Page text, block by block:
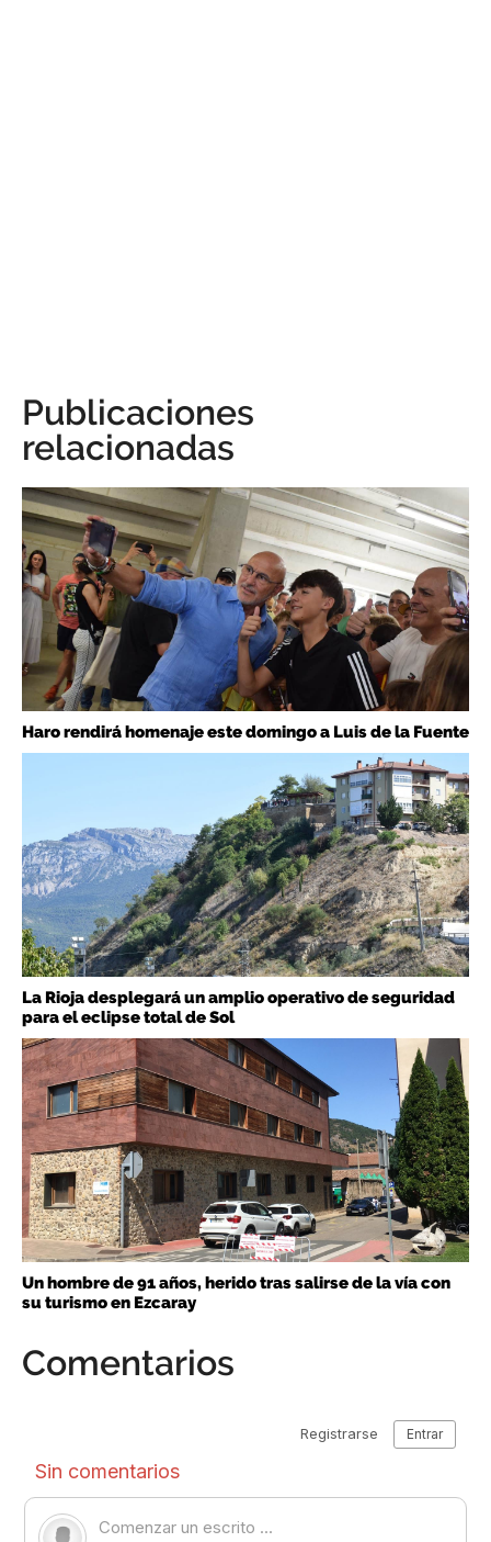
Publicaciones
relacionadas
Haro rendirá homenaje este domingo a Luis de la Fuente
La Rioja desplegará un amplio operativo de seguridad
para el eclipse total de Sol
Un hombre de 91 años, herido tras salirse de la vía con
su turismo en Ezcaray
Comentarios